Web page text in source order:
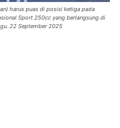
harus puas di posisi ketiga pada
Sport 250cc yang berlangsung di
22 September 2025